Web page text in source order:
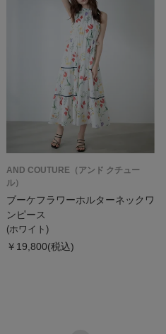
AND COUTURE（アンド クチュー
ル）
ブーケフラワーホルターネックワ
ンピース
(ホワイト)
￥19,800(税込)